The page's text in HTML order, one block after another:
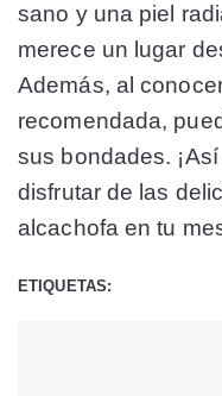
sano y una piel
merece un lugar
Además, al
recomendada,
sus bondades.
disfrutar de las
alcachofa en tu
ETIQUETAS: